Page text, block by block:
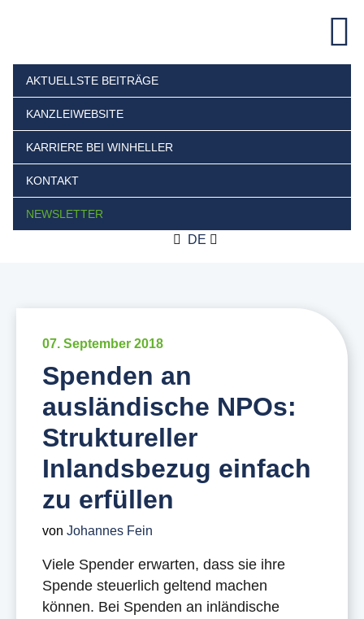
AKTUELLSTE BEITRÄGE
KANZLEIWEBSITE
KARRIERE BEI WINHELLER
KONTAKT
NEWSLETTER
DE
07. September 2018
Spenden an
ausländische NPOs:
Struktureller
Inlandsbezug einfach
zu erfüllen
von Johannes Fein
Viele Spender erwarten, dass sie ihre
Spende steuerlich geltend machen
können. Bei Spenden an inländische